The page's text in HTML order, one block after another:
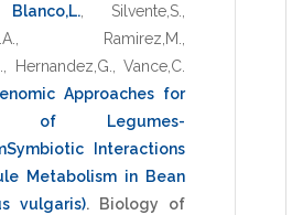
Blanco,L., Silvente,S.
Ramirez,M.
Hernandez,G.
Vance,C.
Approaches for
of Legumes-
Interactions
Metabolism in Bean
vulgaris).
Biology of